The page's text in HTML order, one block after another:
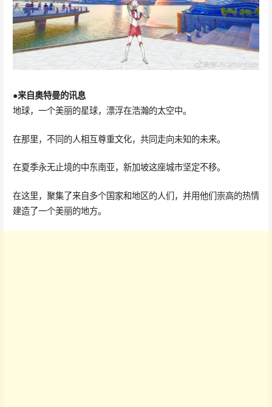
●来自奥特曼的讯息
地球，一个美丽的星球，漂浮在浩瀚的太空中。
在那里，不同的人相互尊重文化，共同走向未知的未来。
在夏季永无止境的中东南亚，新加坡这座城市坚定不移。
在这里，聚集了来自多个国家和地区的人们，并用他们崇高的热情
建造了一个美丽的地方。